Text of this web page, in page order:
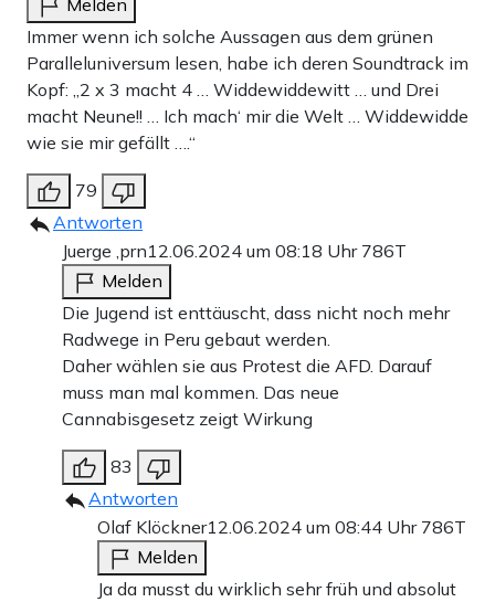
Melden
Immer wenn ich solche Aussagen aus dem grünen
Paralleluniversum lesen, habe ich deren Soundtrack im
Kopf: „2 x 3 macht 4 … Widdewiddewitt … und Drei
macht Neune!! … Ich mach‘ mir die Welt … Widdewidde
wie sie mir gefällt ….“
79
Antworten
Juerge ,prn12.06.2024 um 08:18 Uhr 786T
Melden
Die Jugend ist enttäuscht, dass nicht noch mehr
Radwege in Peru gebaut werden.
Daher wählen sie aus Protest die AFD. Darauf
muss man mal kommen. Das neue
Cannabisgesetz zeigt Wirkung
83
Antworten
Olaf Klöckner12.06.2024 um 08:44 Uhr 786T
Melden
Ja da musst du wirklich sehr früh und absolut